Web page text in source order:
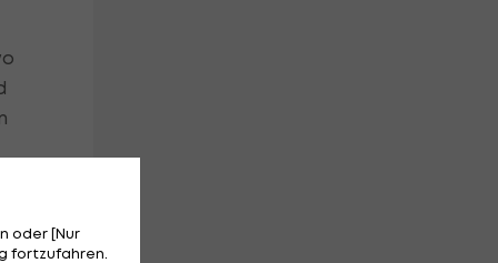
oder [Nur
fortzufahren.